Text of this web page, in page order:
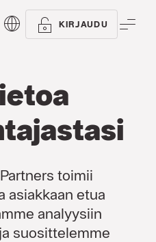
ETSI KIRJAUDU
toimii
asiakkaan etua
analyysiin
suosittelemme